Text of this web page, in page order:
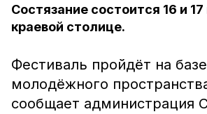
Состязание состоится 16 и
краевой столице.
Фестиваль пройдёт на базе
молодёжного
сообщает администрация